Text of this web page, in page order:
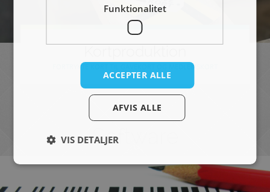
FORTRYKTE KORT TIL GAVEKORT OG MEDLEMSKORT
Software
Funktionalitet
ACCEPTER ALLE
AFVIS ALLE
VIS DETALJER